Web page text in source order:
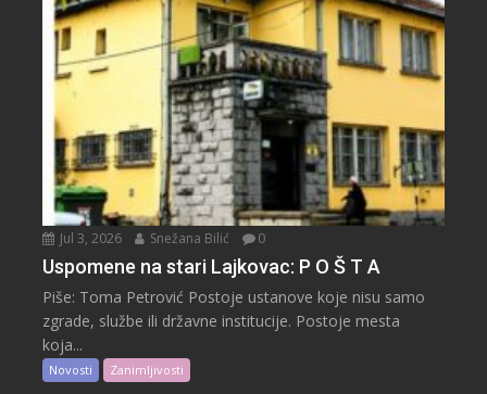
Jul 3, 2026 Snežana Bilić 0
Uspomene na stari Lajkovac: P O Š T A
Piše: Toma Petrović Postoje ustanove koje nisu samo
zgrade, službe ili državne institucije. Postoje mesta
koja...
Novosti Zanimljivosti